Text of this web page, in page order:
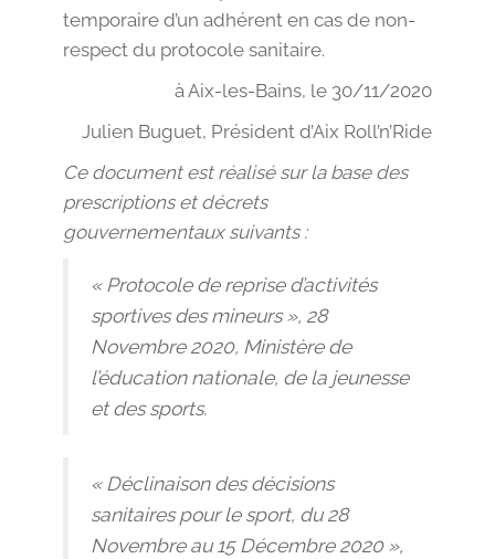
temporaire d’un adhérent en cas de non-
respect du protocole sanitaire.
à Aix-les-Bains, le 30/11/2020
Julien Buguet, Président d’Aix Roll’n’Ride
Ce document est réalisé sur la base des
prescriptions et décrets
gouvernementaux suivants :
« Protocole de reprise d’activités
sportives des mineurs », 28
Novembre 2020, Ministère de
l’éducation nationale, de la jeunesse
et des sports.
« Déclinaison des décisions
sanitaires pour le sport, du 28
Novembre au 15 Décembre 2020 »,